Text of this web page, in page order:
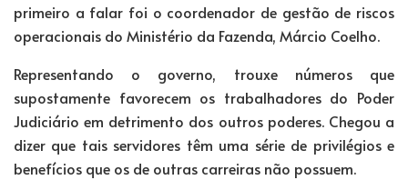
primeiro a falar foi o coordenador de gestão de riscos
operacionais do Ministério da Fazenda, Márcio Coelho.
Representando o governo, trouxe números que
supostamente favorecem os trabalhadores do Poder
Judiciário em detrimento dos outros poderes. Chegou a
dizer que tais servidores têm uma série de privilégios e
benefícios que os de outras carreiras não possuem.